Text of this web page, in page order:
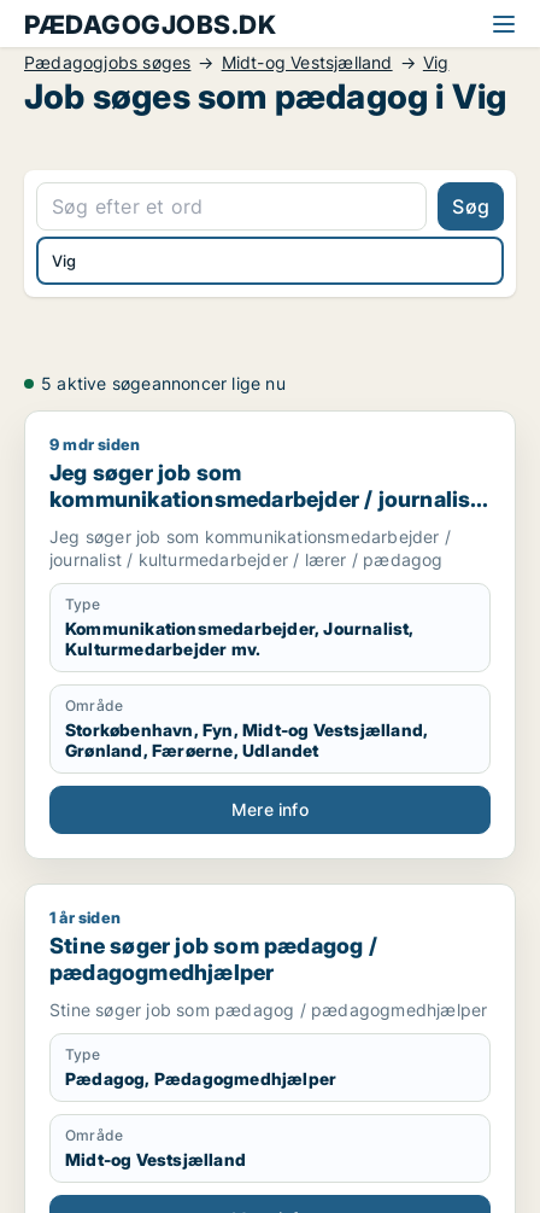
PÆDAGOGJOBS.DK
Pædagogjobs søges Midt-og Vestsjælland Vig
Job søges som pædagog i Vig
Søg
Vig
5 aktive søgeannoncer lige nu
Jeg søger job som kommunikationsmedarbejder /
9 mdr siden
Jeg søger job som
kommunikationsmedarbejder / journalist
/ kulturmedarbejder / lærer / pædagog
Jeg søger job som kommunikationsmedarbejder /
journalist / kulturmedarbejder / lærer / pædagog
Type
Kommunikationsmedarbejder, Journalist,
Kulturmedarbejder mv.
Område
Storkøbenhavn, Fyn, Midt-og Vestsjælland,
Grønland, Færøerne, Udlandet
Mere info
Stine søger job som pædagog / pædagogmedhjælper
1 år siden
Stine søger job som pædagog /
pædagogmedhjælper
Stine søger job som pædagog / pædagogmedhjælper
Type
Pædagog, Pædagogmedhjælper
Område
Midt-og Vestsjælland